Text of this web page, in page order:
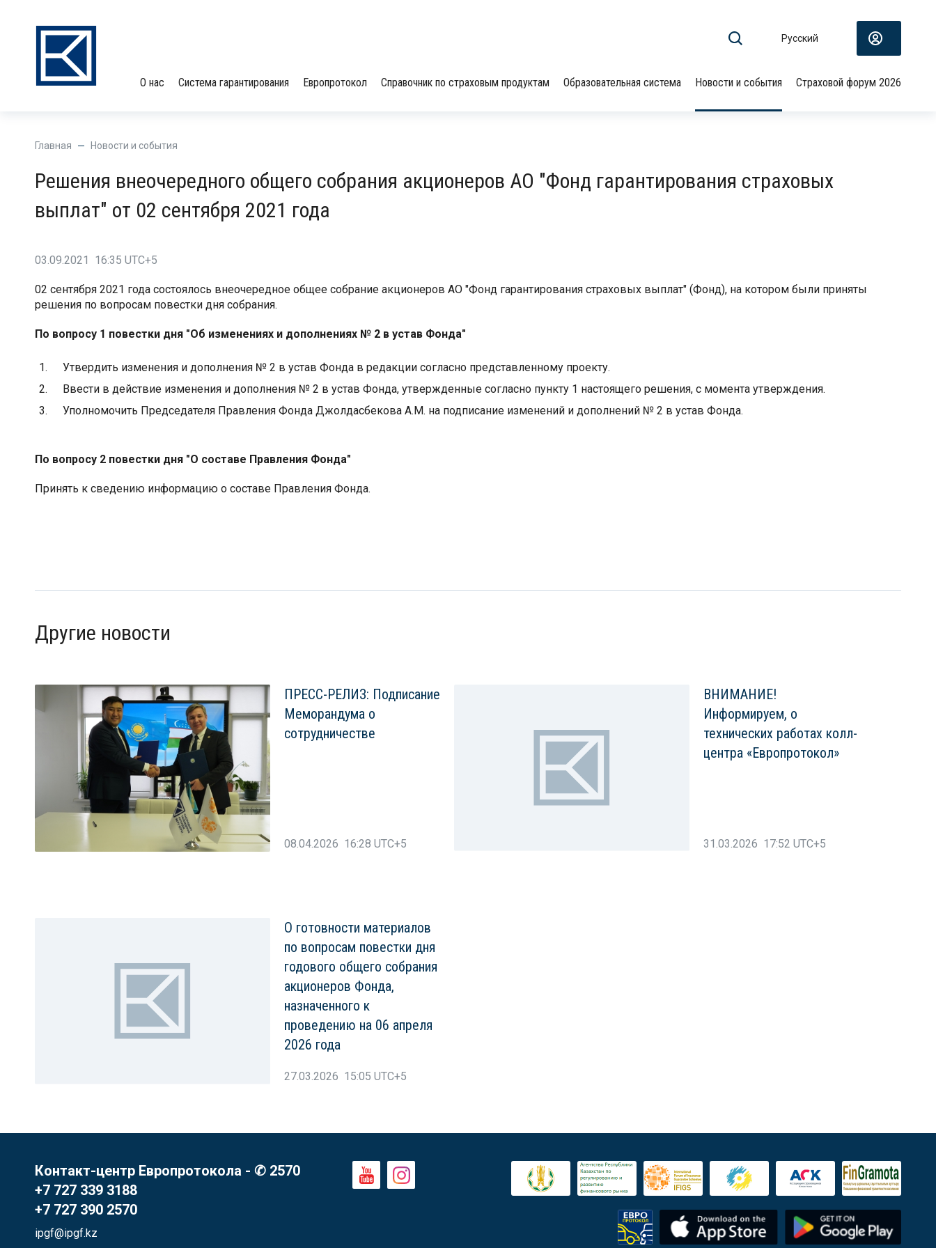
Русский
О нас Система гарантирования Европротокол Справочник по страховым продуктам Образовательная система Новости и события Страховой форум 2026
Главная Новости и события
Решения внеочередного общего собрания акционеров АО "Фонд гарантирования страховых
выплат" от 02 сентября 2021 года
03.09.2021 16:35 UTC+5
02 сентября 2021 года состоялось внеочередное общее собрание акционеров АО "Фонд гарантирования страховых выплат" (Фонд), на котором были приняты
решения по вопросам повестки дня собрания.
По вопросу 1 повестки дня "Об изменениях и дополнениях № 2 в устав Фонда"
1.
Утвердить изменения и дополнения № 2 в устав Фонда в редакции согласно представленному проекту.
2.
Ввести в действие изменения и дополнения № 2 в устав Фонда, утвержденные согласно пункту 1 настоящего решения, с момента утверждения.
3.
Уполномочить Председателя Правления Фонда Джолдасбекова А.М. на подписание изменений и дополнений № 2 в устав Фонда.
По вопросу 2 повестки дня "О составе Правления Фонда"
Принять к сведению информацию о составе Правления Фонда.
Другие новости
ПРЕСС-РЕЛИЗ: Подписание
Меморандума о
сотрудничестве
08.04.2026 16:28 UTC+5
ВНИМАНИЕ!
Информируем, о
технических работах колл-
центра «Европротокол»
31.03.2026 17:52 UTC+5
О готовности материалов
по вопросам повестки дня
годового общего собрания
акционеров Фонда,
назначенного к
проведению на 06 апреля
2026 года
27.03.2026 15:05 UTC+5
Контакт-центр Европротокола - ✆ 2570
+7 727 339 3188
+7 727 390 2570
ipgf@ipgf.kz